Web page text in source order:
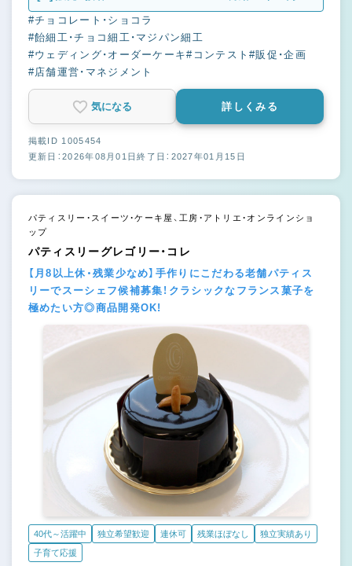
#チョコレート・ショコラ
#飴細工・チョコ細工・マジパン細工
#ウェディング・オーダーケーキ#コンテスト#販促・企画
#店舗運営・マネジメント
気になる 詳しくみる
掲載ID 1005454
更新日：2026年08月01日終了日：2027年01月15日
パティスリー・スイーツ・ケーキ屋、工房・アトリエ・オンラインショ
ップ
パティスリーグレゴリー・コレ
【月8以上休・残業少なめ】手作りにこだわる老舗パティス
リーでスーシェフ候補募集！クラシックなフランス菓子を
極めたい方◎商品開発OK!
40代～活躍中 独立希望歓迎 連休可 残業ほぼなし
独立実績あり
子育て応援